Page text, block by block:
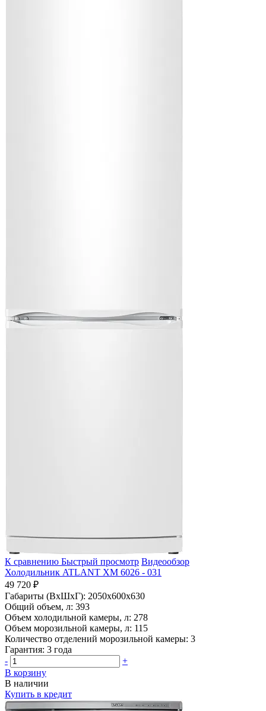
К сравнению Быстрый просмотр Видеообзор
Холодильник ATLANT ХМ 6026 - 031
49 720 ₽
Габариты (ВхШхГ): 2050x600x630
Общий объем, л: 393
Объем холодильной камеры, л: 278
Объем морозильной камеры, л: 115
Количество отделений морозильной камеры: 3
Гарантия: 3 года
-
+
В корзину
В наличии
Купить в кредит